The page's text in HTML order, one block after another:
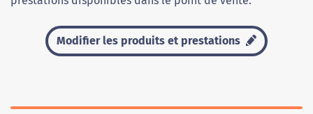
Modifier les produits et prestations